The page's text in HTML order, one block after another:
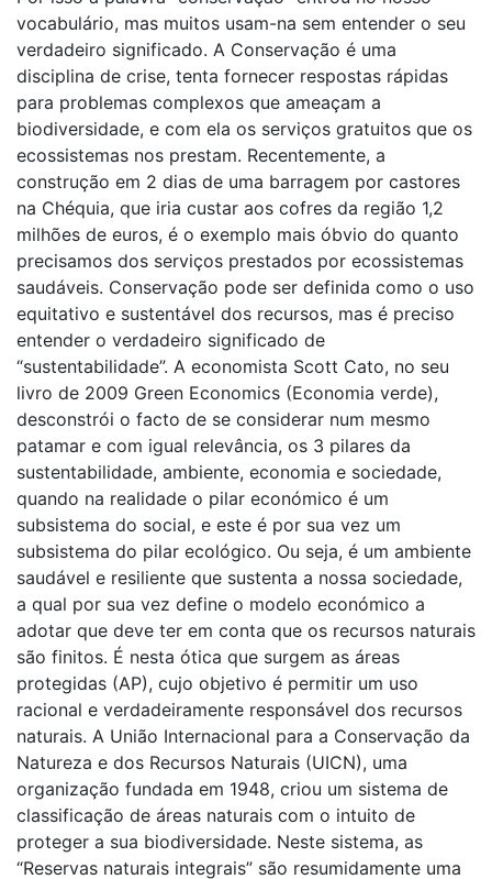
vocabulário, mas muitos usam-na sem entender o seu
verdadeiro significado. A Conservação é uma
disciplina de crise, tenta fornecer respostas rápidas
para problemas complexos que ameaçam a
biodiversidade, e com ela os serviços gratuitos que os
ecossistemas nos prestam. Recentemente, a
construção em 2 dias de uma barragem por castores
na Chéquia, que iria custar aos cofres da região 1,2
milhões de euros, é o exemplo mais óbvio do quanto
precisamos dos serviços prestados por ecossistemas
saudáveis. Conservação pode ser definida como o uso
equitativo e sustentável dos recursos, mas é preciso
entender o verdadeiro significado de
“sustentabilidade”. A economista Scott Cato, no seu
livro de 2009 Green Economics (Economia verde),
desconstrói o facto de se considerar num mesmo
patamar e com igual relevância, os 3 pilares da
sustentabilidade, ambiente, economia e sociedade,
quando na realidade o pilar económico é um
subsistema do social, e este é por sua vez um
subsistema do pilar ecológico. Ou seja, é um ambiente
saudável e resiliente que sustenta a nossa sociedade,
a qual por sua vez define o modelo económico a
adotar que deve ter em conta que os recursos naturais
são finitos. É nesta ótica que surgem as áreas
protegidas (AP), cujo objetivo é permitir um uso
racional e verdadeiramente responsável dos recursos
naturais. A União Internacional para a Conservação da
Natureza e dos Recursos Naturais (UICN), uma
organização fundada em 1948, criou um sistema de
classificação de áreas naturais com o intuito de
proteger a sua biodiversidade. Neste sistema, as
“Reservas naturais integrais” são resumidamente uma